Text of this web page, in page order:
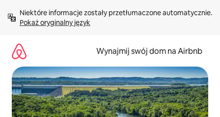
treści Pokaż oryginalny język
Wynajmij swój dom na Airbnb